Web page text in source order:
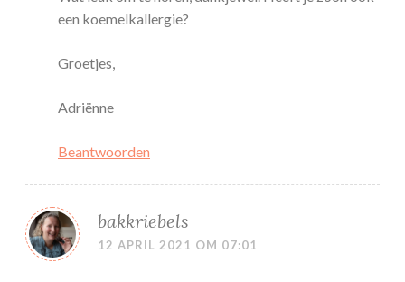
een koemelkallergie?
Groetjes,
Adriënne
Beantwoorden
bakkriebels
12 APRIL 2021 OM 07:01